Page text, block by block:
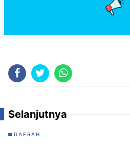
Selanjutnya
DAERAH